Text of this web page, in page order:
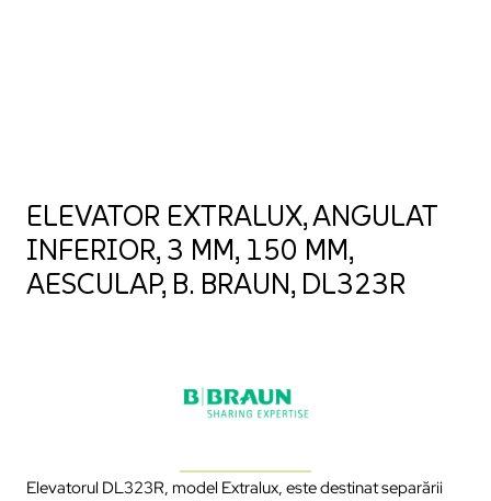
ELEVATOR EXTRALUX, ANGULAT
INFERIOR, 3 MM, 150 MM,
AESCULAP, B. BRAUN, DL323R
Elevatorul DL323R, model Extralux, este destinat separării